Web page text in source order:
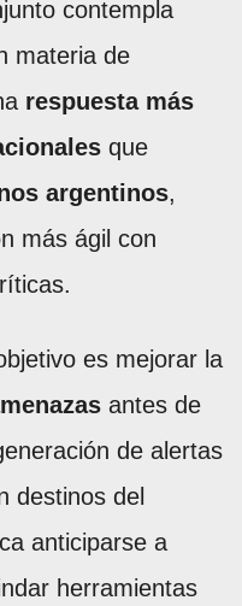
contempla
materia de
respuesta más
que
argentinos,
más ágil con
es mejorar la
antes de
de alertas
destinos del
anticiparse a
herramientas